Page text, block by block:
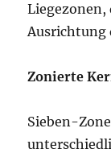
Liegezonen,
Ausrichtung
Zonierte
Sieben-